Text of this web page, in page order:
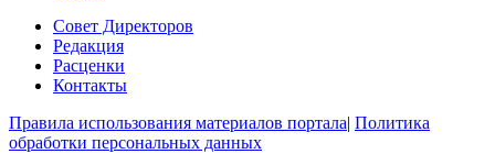
Совет Директоров
Редакция
Расценки
Контакты
Правила использования материалов портала| Политика
обработки персональных данных